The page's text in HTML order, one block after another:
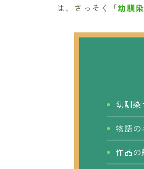
は、さっそく「幼馴
幼馴
物語
作品の